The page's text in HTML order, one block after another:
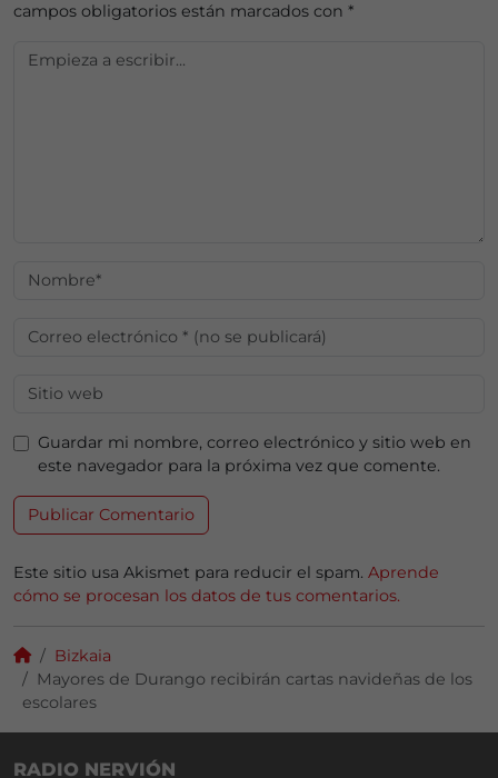
campos obligatorios están marcados con *
Guardar mi nombre, correo electrónico y sitio web en
este navegador para la próxima vez que comente.
Este sitio usa Akismet para reducir el spam. Aprende
cómo se procesan los datos de tus comentarios.
Bizkaia
Mayores de Durango recibirán cartas navideñas de los
escolares
RADIO NERVIÓN